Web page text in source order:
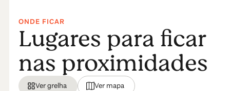
ONDE FICAR
Lugares para ficar
nas proximidades
Ver grelha Ver mapa